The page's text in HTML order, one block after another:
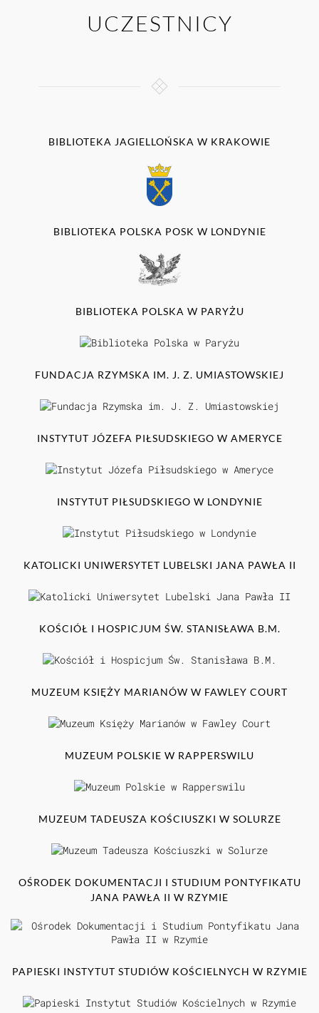
UCZESTNICY
BIBLIOTEKA JAGIELLOŃSKA W KRAKOWIE
BIBLIOTEKA POLSKA POSK W LONDYNIE
BIBLIOTEKA POLSKA W PARYŻU
FUNDACJA RZYMSKA IM. J. Z. UMIASTOWSKIEJ
INSTYTUT JÓZEFA PIŁSUDSKIEGO W AMERYCE
INSTYTUT PIŁSUDSKIEGO W LONDYNIE
KATOLICKI UNIWERSYTET LUBELSKI JANA PAWŁA II
KOŚCIÓŁ I HOSPICJUM ŚW. STANISŁAWA B.M.
MUZEUM KSIĘŻY MARIANÓW W FAWLEY COURT
MUZEUM POLSKIE W RAPPERSWILU
MUZEUM TADEUSZA KOŚCIUSZKI W SOLURZE
OŚRODEK DOKUMENTACJI I STUDIUM PONTYFIKATU
JANA PAWŁA II W RZYMIE
PAPIESKI INSTYTUT STUDIÓW KOŚCIELNYCH W RZYMIE